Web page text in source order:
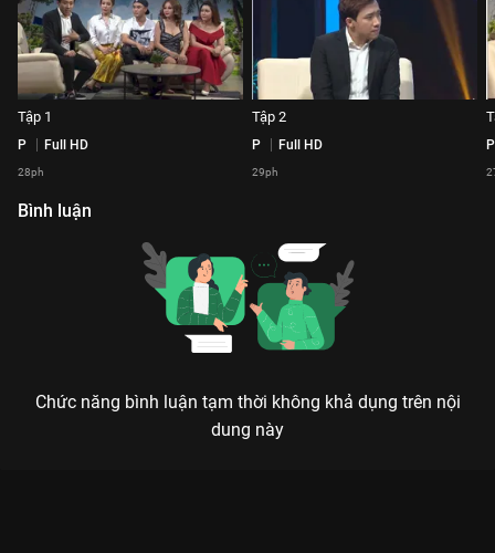
Tập 1
P Full HD
28ph
Tập 2
P Full HD
29ph
P
Bình luận
Chức năng bình luận tạm thời không khả dụng trên nội
dung này